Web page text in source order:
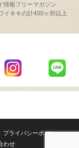
情報フリーマガジン
イキキの計400ヶ所以上
LaniLani
LaniLani
プライバシーポリシー
わせ